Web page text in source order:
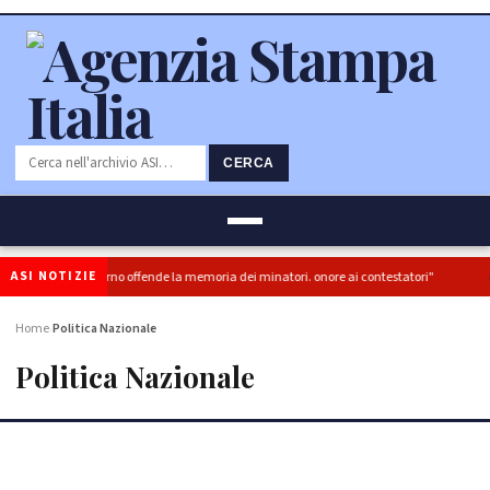
CERCA
ASI NOTIZIE
del governo offende la memoria dei minatori. onore ai contestatori"
HomePolitica Nazionale
Politica Nazionale